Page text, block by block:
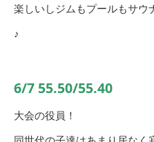
楽しいしジムもプールもサウ
♪
6/7 55.50/55.40
大会の役員！